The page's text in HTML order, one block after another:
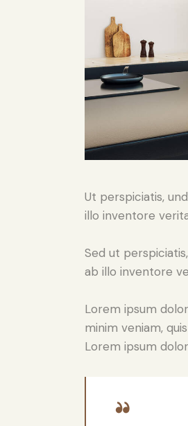
Ut perspiciatis,
illo inventore
Sed ut
ab illo inventore
Lorem ipsum
minim veniam,
Lorem ipsum